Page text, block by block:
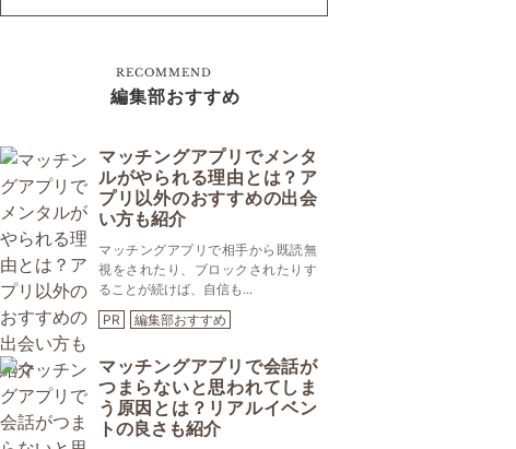
RECOMMEND
編集部おすすめ
マッチングアプリでメンタ
ルがやられる理由とは？ア
プリ以外のおすすめの出会
い方も紹介
マッチングアプリで相手から既読無
視をされたり、ブロックされたりす
ることが続けば、自信も...
PR
編集部おすすめ
マッチングアプリで会話が
つまらないと思われてしま
う原因とは？リアルイベン
トの良さも紹介